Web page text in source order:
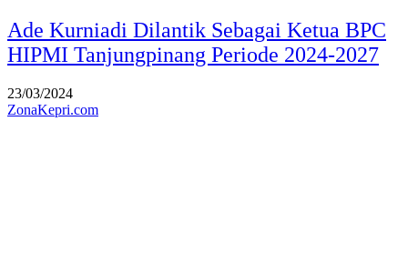
Ade Kurniadi Dilantik Sebagai Ketua BPC
HIPMI Tanjungpinang Periode 2024-2027
23/03/2024
ZonaKepri.com